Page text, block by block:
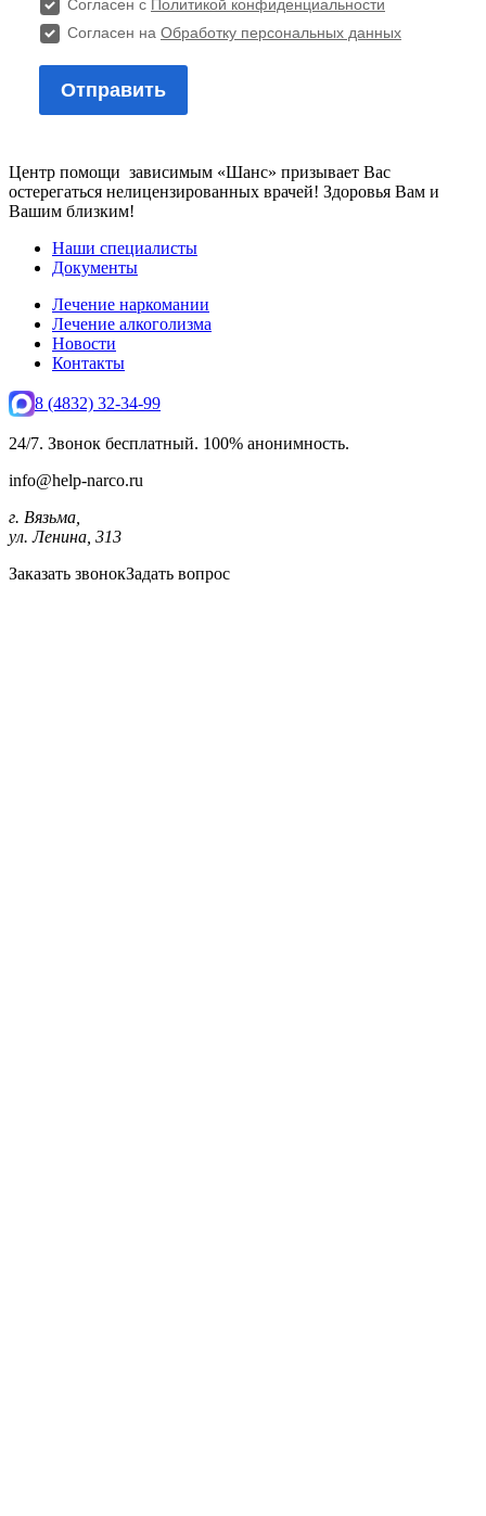
Центр помощи зависимым «Шанс» призывает Вас
остерегаться нелицензированных врачей! Здоровья Вам и
Вашим близким!
Наши специалисты
Документы
Лечение наркомании
Лечение алкоголизма
Новости
Контакты
8 (4832) 32-34-99
24/7. Звонок бесплатный. 100% анонимность.
info@help-narco.ru
г. Вязьма,
ул. Ленина, 313
Заказать звонокЗадать вопрос